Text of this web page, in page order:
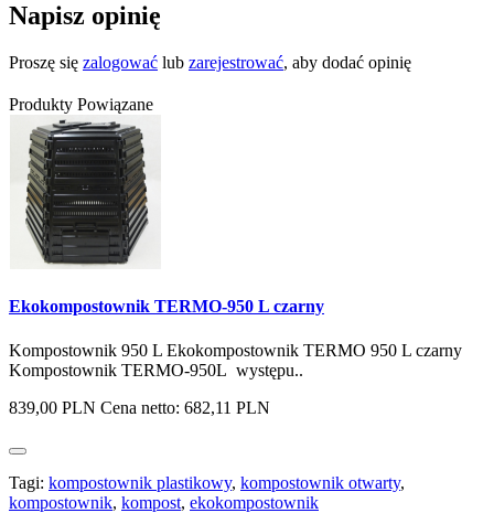
Napisz opinię
Proszę się zalogować lub zarejestrować, aby dodać opinię
Produkty Powiązane
Ekokompostownik TERMO-950 L czarny
Kompostownik 950 L Ekokompostownik TERMO 950 L czarny
Kompostownik TERMO-950L występu..
839,00 PLN Cena netto: 682,11 PLN
Tagi: kompostownik plastikowy, kompostownik otwarty,
kompostownik, kompost, ekokompostownik